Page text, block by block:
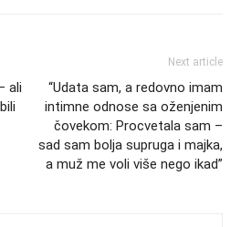
ali
Next article
“Udata sam, a redovno imam
intimne odnose sa oženjenim
čovekom: Procvetala sam –
sad sam bolja supruga i majka,
a muž me voli više nego ikad”